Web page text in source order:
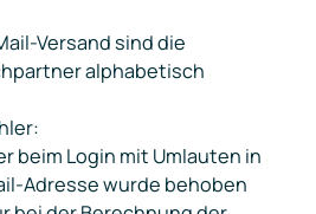
Versand sind die
alphabetisch
beim Login mit Umlauten in
Adresse wurde behoben